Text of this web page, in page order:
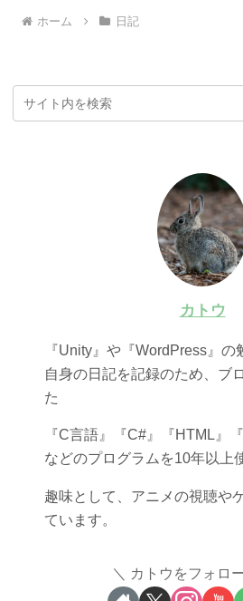
ホーム 日記
カトウ
『Unity』や『WordPress』の
自身の日記を記録のため、ブ
た
『C言語』『C#』『HTML』
などのプログラムを10年以上
趣味として、アニメの視聴や
ています。
カトウをフォロ